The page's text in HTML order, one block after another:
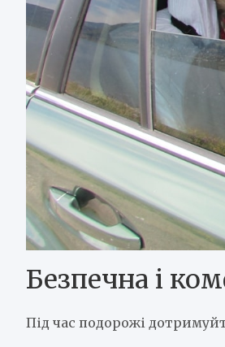
Безпечна і
Під час подорожі